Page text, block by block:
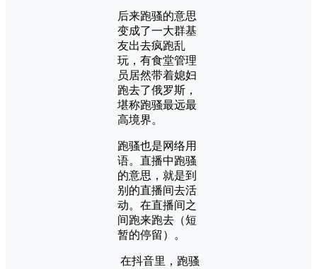
后来跑骚的意思
变成了一大群基
友出去疯跑乱
玩，有食堂管理
员居然带着媳妇
跑去了俄罗斯，
堪称跑骚最远最
高境界。
跑骚也是网络用
语。直播中跑骚
的意思，就是到
别的直播间去活
动。在直播间之
间跑来跑去（短
暂的停留）。
在抖音里，跑骚